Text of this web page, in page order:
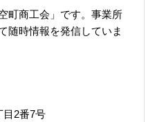
町商工会」です。事業所
随時情報を発信していま
目2番7号